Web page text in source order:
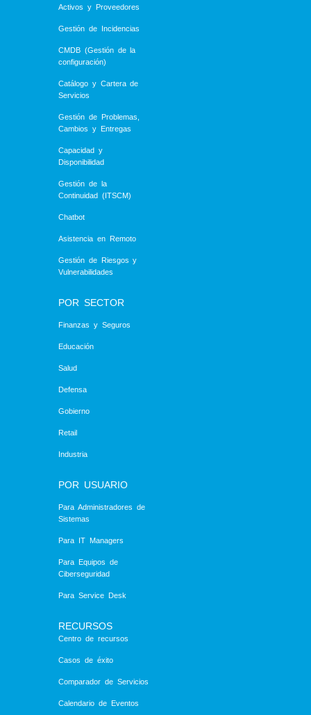
Activos y Proveedores
Gestión de Incidencias
CMDB (Gestión de la
configuración)
Catálogo y Cartera de
Servicios
Gestión de Problemas,
Cambios y Entregas
Capacidad y
Disponibilidad
Gestión de la
Continuidad (ITSCM)
Chatbot
Asistencia en Remoto
Gestión de Riesgos y
Vulnerabilidades
POR SECTOR
Finanzas y Seguros
Educación
Salud
Defensa
Gobierno
Retail
Industria
POR USUARIO
Para Administradores de
Sistemas
Para IT Managers
Para Equipos de
Ciberseguridad
Para Service Desk
RECURSOS
Centro de recursos
Casos de éxito
Comparador de Servicios
Calendario de Eventos